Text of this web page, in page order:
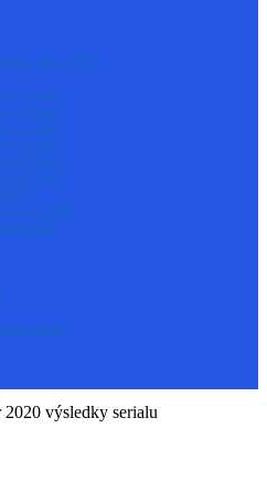
pohár 2025
1 kolo
2 kolo
3 kolo
4 kolo
5 kolo
6 kolo
pohár 2023
pohár
onroad
výsledky serialu